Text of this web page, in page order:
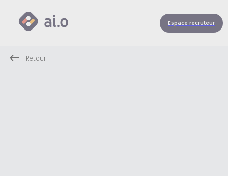
Espace recruteur
Retour